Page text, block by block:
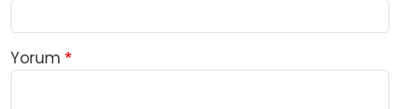
Yorum